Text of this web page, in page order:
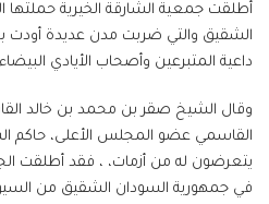
أطلقت جمعية الشارقة الخيرية حملتها
داعية المتبرعين وأصحاب الأيادي
وقال الشيخ صقر بن محمد بن خالد
القاسمي عضو المجلس الأعلى، حاكم
يتعرضون له من أزمات، ، فقد أطلقت
في جمهورية السودان الشقيق من